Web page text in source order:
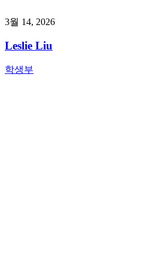
3월 14, 2026
Leslie Liu
학생부